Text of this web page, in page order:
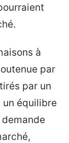
à
par
par un
un équilibre